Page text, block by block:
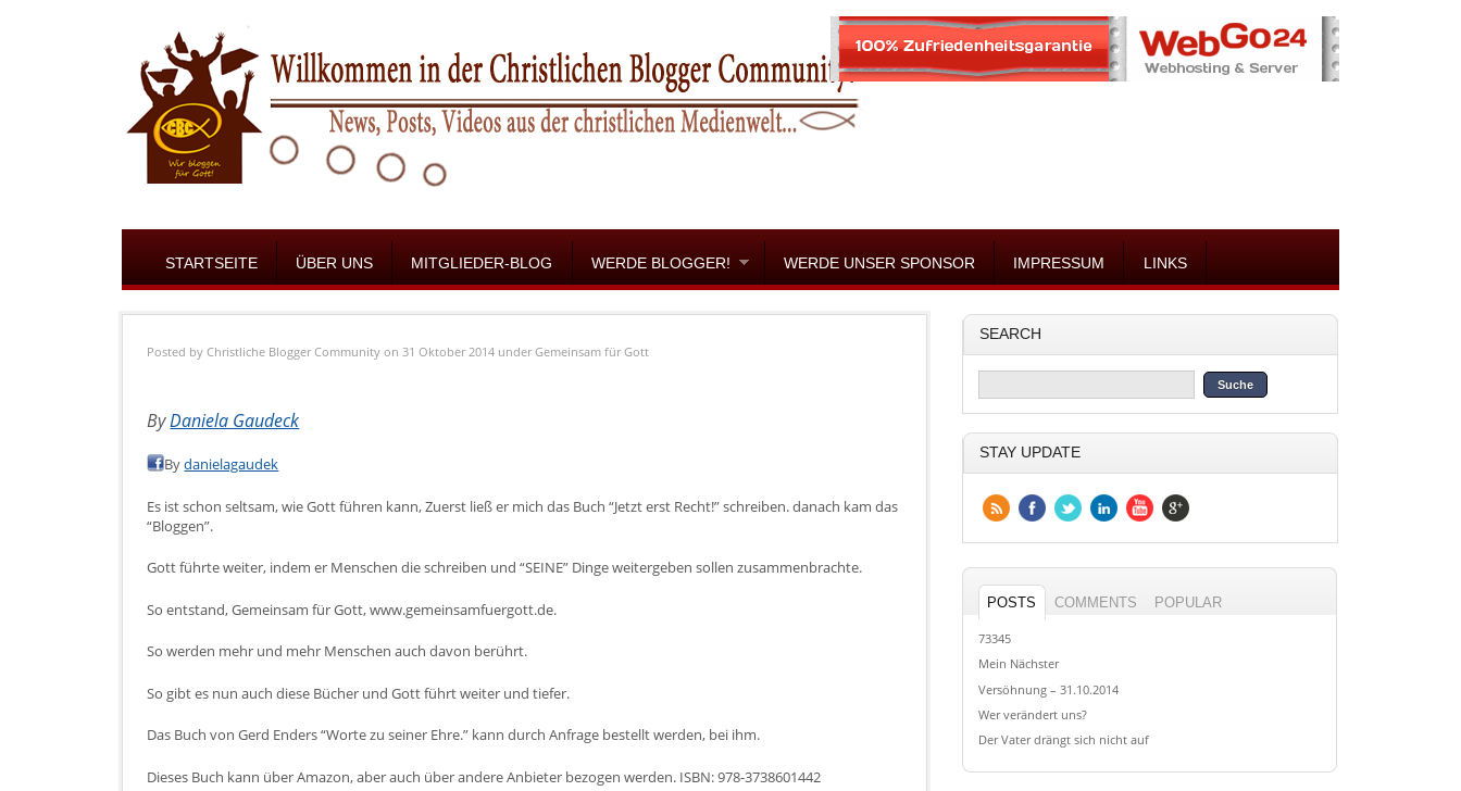
STARTSEITE ÜBER UNS MITGLIEDER-BLOG WERDE BLOGGER! WERDE UNSER SPONSOR IMPRESSUM LINKS
Posted byChristliche Blogger Community on 31 Oktober 2014 underGemeinsam für Gott
ByDaniela Gaudeck
Bydanielagaudek
Es ist schon seltsam, wie Gott führen kann, Zuerst ließ er mich das Buch “Jetzt erst Recht!” schreiben. danach kam das
“Bloggen”.
Gott führte weiter, indem er Menschen die schreiben und “SEINE” Dinge weitergeben sollen zusammenbrachte.
So entstand, Gemeinsam für Gott, www.gemeinsamfuergott.de.
So werden mehr und mehr Menschen auch davon berührt.
So gibt es nun auch diese Bücher und Gott führt weiter und tiefer.
Das Buch von Gerd Enders “Worte zu seiner Ehre.” kann durch Anfrage bestellt werden, bei ihm.
Dieses Buch kann über Amazon, aber auch über andere Anbieter bezogen werden. ISBN: 978-3738601442
SEARCH
STAY UPDATE
POSTS COMMENTS POPULAR
73345
Mein Nächster
Versöhnung – 31.10.2014
Wer verändert uns?
Der Vater drängt sich nicht auf